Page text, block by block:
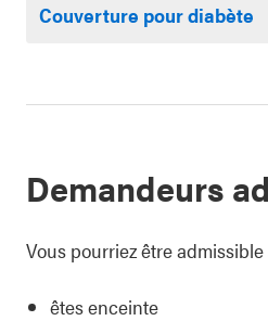
Couverture pour diabète
Demandeurs
Vous pourriez être admissible
êtes enceinte